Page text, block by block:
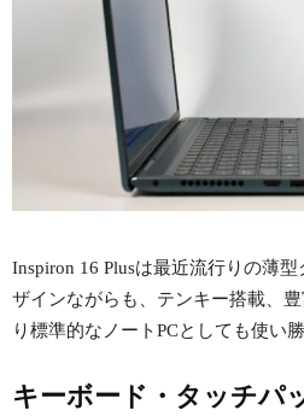
Inspiron 16 Plusは最近流行りの薄
ザインながらも、テンキー搭載、
り標準的なノートPCとしても使い
キーボード・タッチパ